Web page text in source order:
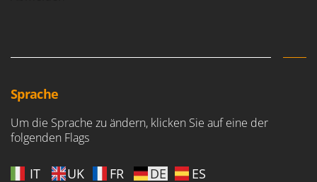
Sprache
Um die Sprache zu ändern, klicken Sie auf eine der
folgenden Flags
IT UK FR DE ES